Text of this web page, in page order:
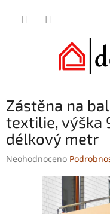
Zástěna na
textilie, výška
délkový metr
Průměrné
Neohodnoceno